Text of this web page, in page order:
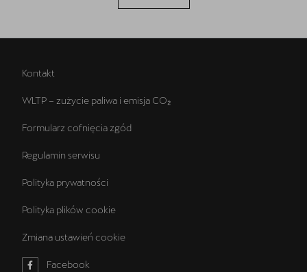
Kontakt
WLTP – zużycie paliwa i emisja CO₂
Formularz cofnięcia zgód
Regulamin serwisu
Polityka prywatności
Polityka plików cookie
Zmiana ustawień cookie
Facebook